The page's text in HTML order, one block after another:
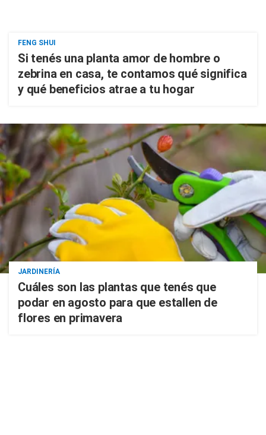
FENG SHUI
Si tenés una planta amor de hombre o
zebrina en casa, te contamos qué significa
y qué beneficios atrae a tu hogar
JARDINERÍA
Cuáles son las plantas que tenés que
podar en agosto para que estallen de
flores en primavera